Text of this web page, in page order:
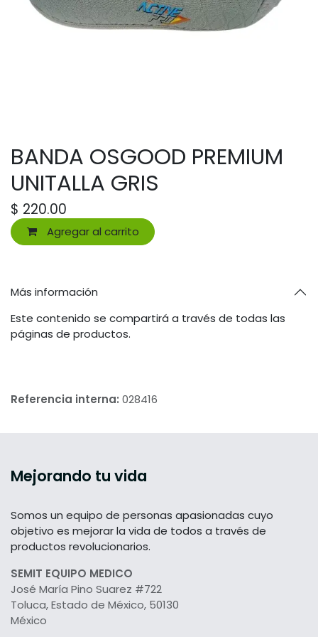
BANDA OSGOOD PREMIUM
UNITALLA GRIS
$ 220.00
Agregar al carrito
Más información
Este contenido se compartirá a través de todas las
páginas de productos.
Referencia interna: 028416
Mejorando tu vida
Somos un equipo de personas apasionadas cuyo
objetivo es mejorar la vida de todos a través de
productos revolucionarios.
SEMIT EQUIPO MEDICO
José María Pino Suarez #722
Toluca, Estado de México, 50130
México